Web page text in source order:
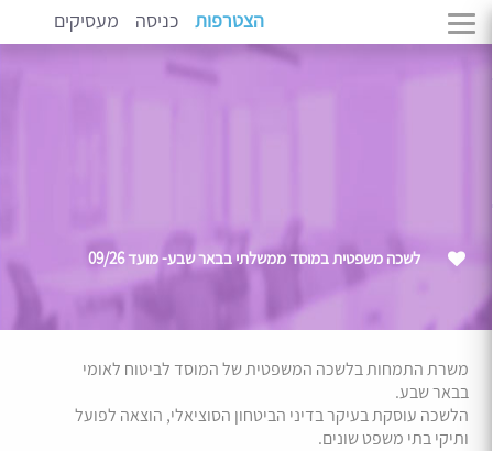
הצטרפות כניסה מעסיקים
לשכה משפטית במוסד ממשלתי בבאר שבע- מועד 09/26
משרת התמחות בלשכה המשפטית של המוסד לביטוח לאומי
בבאר שבע.
הלשכה עוסקת בעיקר בדיני הביטחון הסוציאלי, הוצאה לפועל
ותיקי בתי משפט שונים.